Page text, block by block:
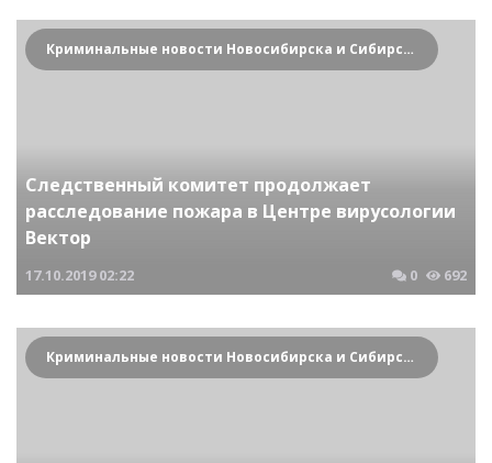
Криминальные новости Новосибирска и Сибирского региона
Следственный комитет продолжает
расследование пожара в Центре вирусологии
Вектор
17.10.2019 02:22 0 692
Криминальные новости Новосибирска и Сибирского региона